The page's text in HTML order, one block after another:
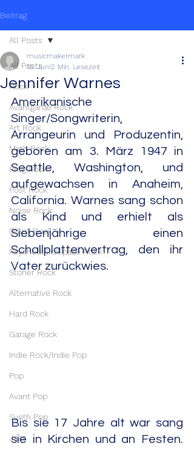
Beitrag
All Posts
Rock
Avantgarde Rock
Art Rock
Math Rock
Prog Rock
Post Rock
Noise Rock
Glam Rock
Psychedelic/Space Rock
Stoner Rock
Alternative Rock
Hard Rock
Garage Rock
Indie Rock/Indie Pop
Pop
Avant Pop
Synth Pop
Jazz
All Posts
Jennifer Warnes
musicmakermark
16. Juni2 Min. Lesezeit
Amerikanische
Singer/Songwriterin,
Arrangeurin und Produzentin,
geboren am 3. März 1947 in
Seattle, Washington, und
aufgewachsen in Anaheim,
California. Warnes sang schon
als Kind und erhielt als
Siebenjährige einen
Schallplattenvertrag, den ihr
Vater zurückwies.
Bis sie 17 Jahre alt war sang
sie in Kirchen und an Festen.